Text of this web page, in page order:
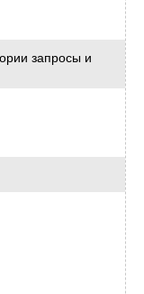
запросы и